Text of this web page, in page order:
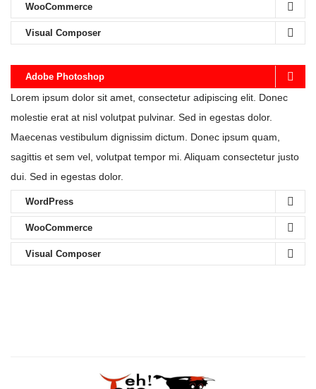
WooCommerce
Visual Composer
Adobe Photoshop
Lorem ipsum dolor sit amet, consectetur adipiscing elit. Donec
molestie erat at nisl volutpat pulvinar. Sed in egestas dolor.
Maecenas vestibulum dignissim dictum. Donec ipsum quam,
sagittis et sem vel, volutpat tempor mi. Aliquam consectetur justo
dui. Sed in egestas dolor.
WordPress
WooCommerce
Visual Composer